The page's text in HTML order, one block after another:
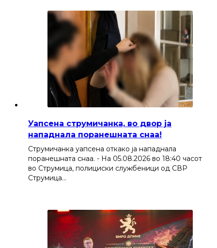
Уапсена струмичанка, во двор ја
нападнала поранешната снаа!
Струмичанка уапсена откако ја нападнала
поранешната снаа. - На 05.08.2026 во 18:40 часот
во Струмица, полициски службеници од СВР
Струмица…